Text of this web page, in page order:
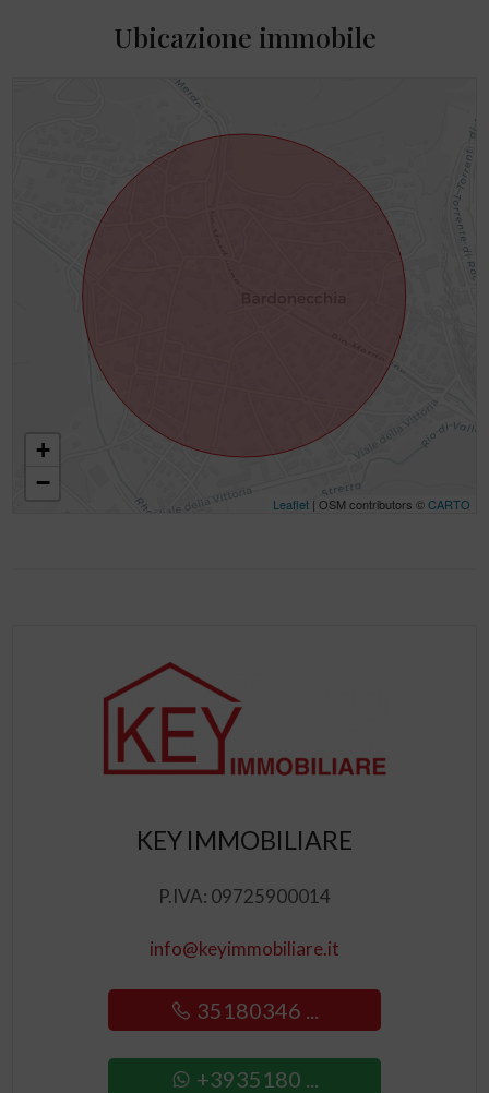
Ubicazione immobile
+
−
Leaflet| OSM contributors ©CARTO
KEY IMMOBILIARE
P.IVA: 09725900014
info@keyimmobiliare.it
35180346 ...
+3935180 ...